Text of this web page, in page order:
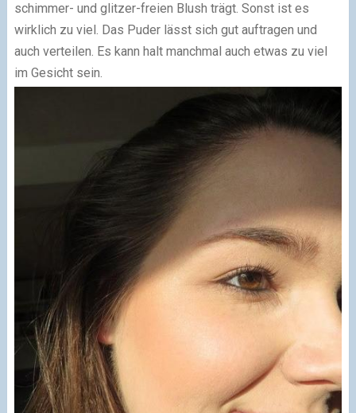
schimmer- und glitzer-freien Blush trägt. Sonst ist es
wirklich zu viel. Das Puder lässt sich gut auftragen und
auch verteilen. Es kann halt manchmal auch etwas zu viel
im Gesicht sein.